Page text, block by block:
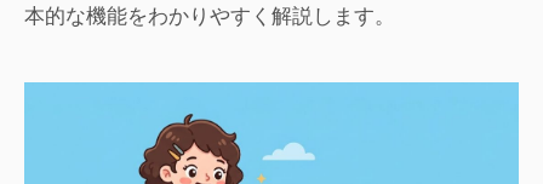
本的な機能をわかりやすく解説します。